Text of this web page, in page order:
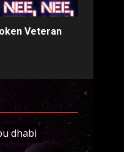
Veteran
dhabi